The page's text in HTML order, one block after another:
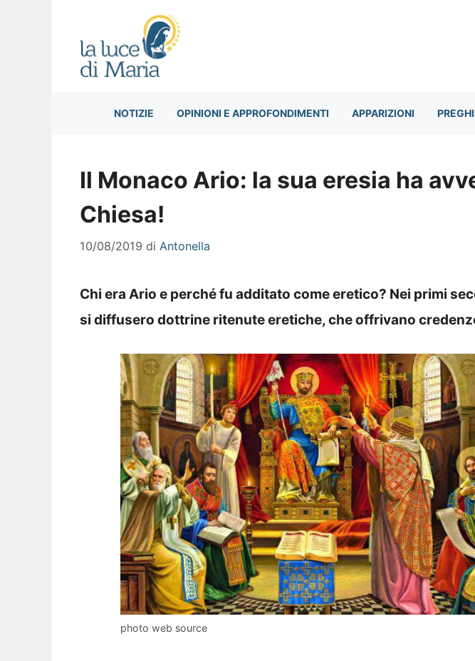
NOTIZIE OPINIONI E APPROFONDIMENTI APPARIZIONI
Il Monaco Ario: la sua eresia ha
Chiesa!
10/08/2019 di Antonella
Chi era Ario e perché fu additato come eretico? Nei primi
si diffusero dottrine ritenute eretiche, che offrivano
photo web source